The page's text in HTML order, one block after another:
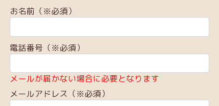
お名前（※必須）
電話番号（※必須）
メールが届かない場合に必要となります
メールアドレス（※必須）